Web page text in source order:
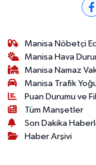
Manisa Nöbetçi
Manisa Hava
Manisa Namaz
Manisa Trafik
Puan Durumu ve
Tüm Manşetler
Son Dakika
Haber Arşivi